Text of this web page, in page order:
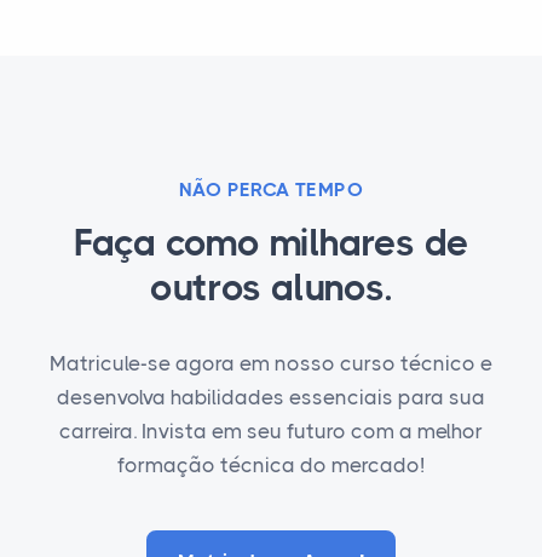
NÃO PERCA TEMPO
Faça como milhares de
outros alunos.
Matricule-se agora em nosso curso técnico e
desenvolva habilidades essenciais para sua
carreira. Invista em seu futuro com a melhor
formação técnica do mercado!